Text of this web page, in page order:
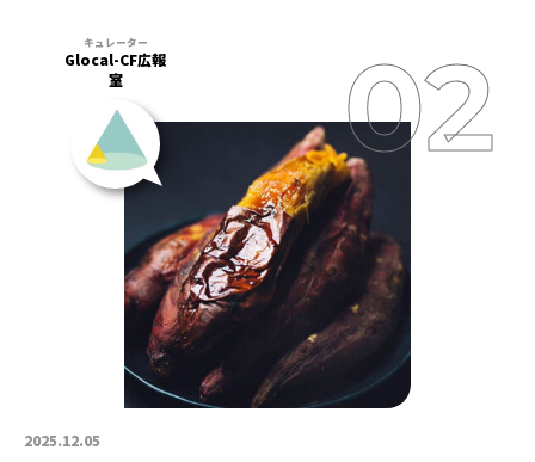
2025.12.05
Glocal-CF広報
室